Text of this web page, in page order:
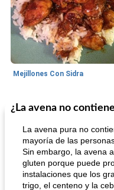
Mejillones Con Sidra
80
Sopas, Guisos Y Chili
¿La avena no
La avena pura no
mayoría de las
Sin embargo, la avena
gluten porque puede
instalaciones que los
trigo, el centeno y la